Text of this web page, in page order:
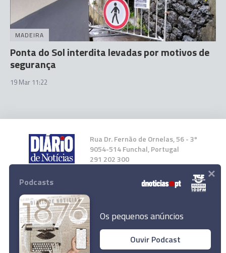
MADEIRA
Ponta do Sol interdita levadas por motivos de
segurança
19 Mar 11:22
Rua Dr. Fernão de Ornelas, 56 - 3º
9054-514 Funchal, Portugal
291 202 300
Instale a nossa App
© 2026 Empresa Diário de Notícias, Lda.
Podcasts
Os pequenos anúncios
Ouvir Podcast
×